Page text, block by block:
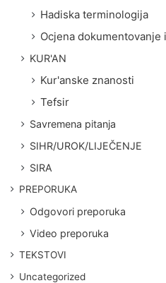
Hadiska terminologija
Ocjena dokumentovanje
KUR'AN
Kur'anske znanosti
Tefsir
Savremena pitanja
SIHR/UROK/LIJEČENJE
SIRA
PREPORUKA
Odgovori preporuka
Video preporuka
TEKSTOVI
Uncategorized